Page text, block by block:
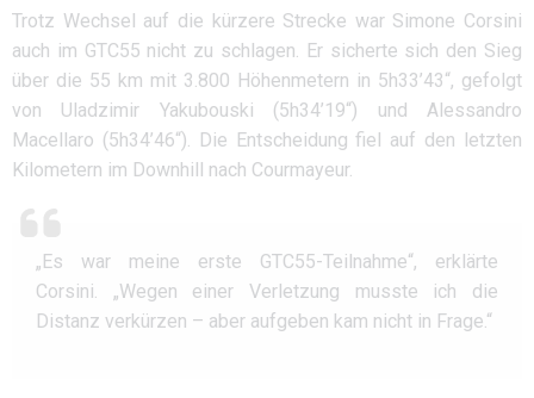
Trotz Wechsel auf die kürzere Strecke war Simone Corsini
auch im GTC55 nicht zu schlagen. Er sicherte sich den Sieg
über die 55 km mit 3.800 Höhenmetern in 5h33’43“, gefolgt
von Uladzimir Yakubouski (5h34’19“) und Alessandro
Macellaro (5h34’46“). Die Entscheidung fiel auf den letzten
Kilometern im Downhill nach Courmayeur.
„Es war meine erste GTC55-Teilnahme“, erklärte
Corsini. „Wegen einer Verletzung musste ich die
Distanz verkürzen – aber aufgeben kam nicht in Frage.“